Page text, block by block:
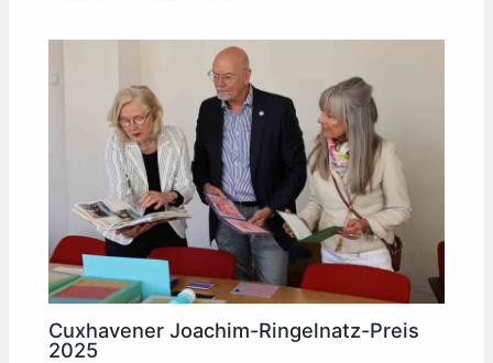
Cuxhavener Joachim-Ringelnatz-Preis
2025